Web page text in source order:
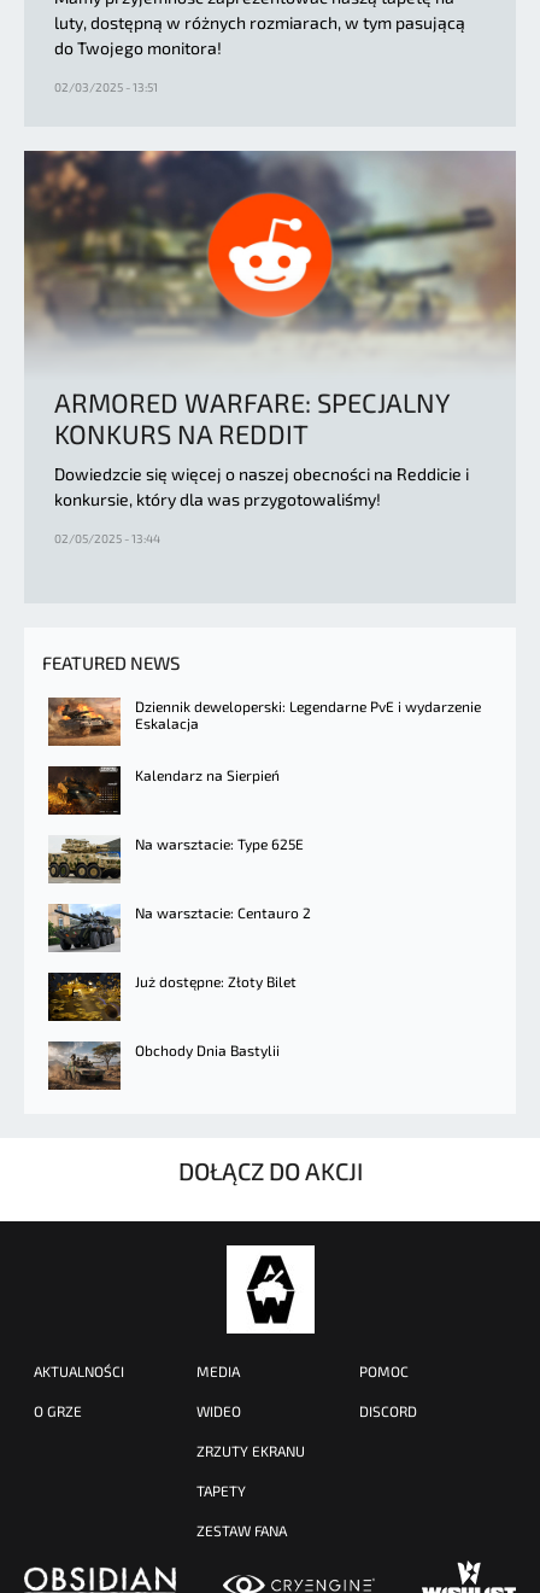
luty, dostępną w różnych rozmiarach, w tym pasującą
do Twojego monitora!
02/03/2025 - 13:51
ARMORED WARFARE: SPECJALNY
KONKURS NA REDDIT
Dowiedzcie się więcej o naszej obecności na Reddicie i
konkursie, który dla was przygotowaliśmy!
02/05/2025 - 13:44
FEATURED NEWS
Dziennik deweloperski: Legendarne PvE i wydarzenie
Eskalacja
Kalendarz na Sierpień
Na warsztacie: Type 625E
Na warsztacie: Centauro 2
Już dostępne: Złoty Bilet
Obchody Dnia Bastylii
DOŁĄCZ DO AKCJI
AKTUALNOŚCI
O GRZE
MEDIA
WIDEO
ZRZUTY EKRANU
TAPETY
ZESTAW FANA
POMOC
DISCORD